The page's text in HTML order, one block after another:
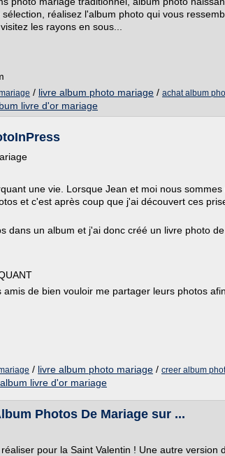
réalisez l'album photo qui vous
les rayons en sous...
/ livre album photo mariage / achat album
livre d'or mariage
une vie. Lorsque Jean et moi nous sommes
et c'est après coup que j'ai découvert ces
dans un album et j'ai donc créé un livre photo
de bien vouloir me partager leurs photos
/ livre album photo mariage / creer album
album livre d'or mariage
Photos De Mariage sur ...
pour la Saint Valentin ! Une autre version